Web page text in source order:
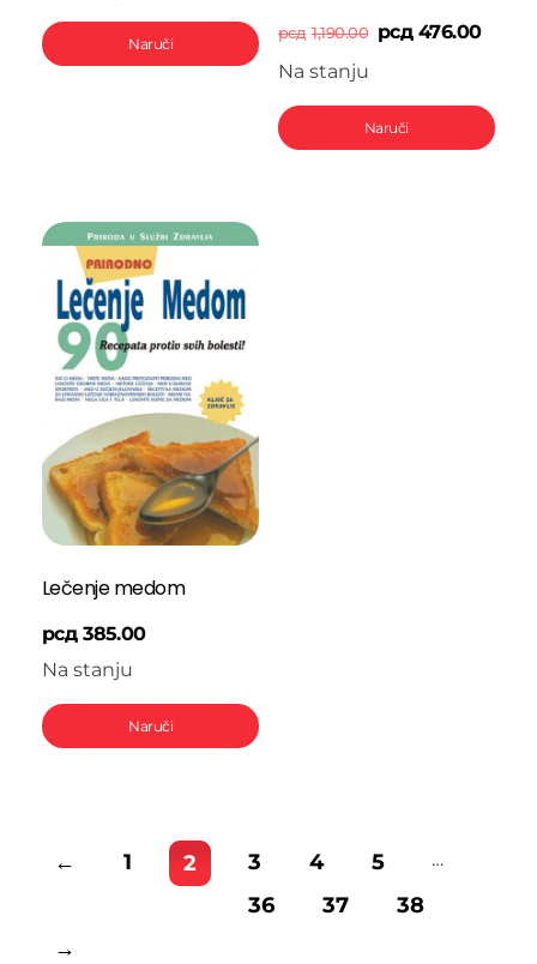
Naruči
рсд 1,190.00 рсд 476.00
Na stanju
Naruči
Lečenje medom
рсд 385.00
Na stanju
Naruči
← 1 2 3 4 5 …
36 37
38
→